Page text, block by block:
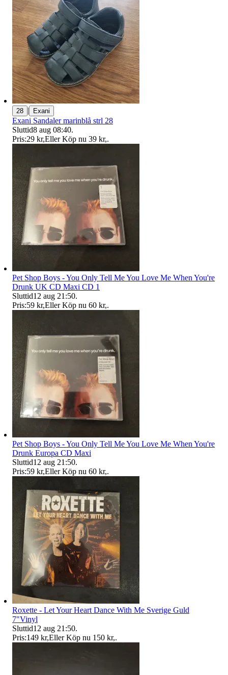
28 | Exani
Exani Sandaler marinblå strl 28
Sluttid8 aug 08:40.
Pris:29 kr,Eller Köp nu 39 kr,.
Pet Shop Boys - You Only Tell Me You Love Me When You're
Drunk UK CD Maxi CD 1
Sluttid12 aug 21:50.
Pris:59 kr,Eller Köp nu 60 kr,.
Pet Shop Boys - You Only Tell Me You Love Me When You're
Drunk Europa CD Maxi
Sluttid12 aug 21:50.
Pris:59 kr,Eller Köp nu 60 kr,.
Roxette - Let Your Heart Dance With Me Sverige Guld
7"Vinyl
Sluttid12 aug 21:50.
Pris:149 kr,Eller Köp nu 150 kr,.